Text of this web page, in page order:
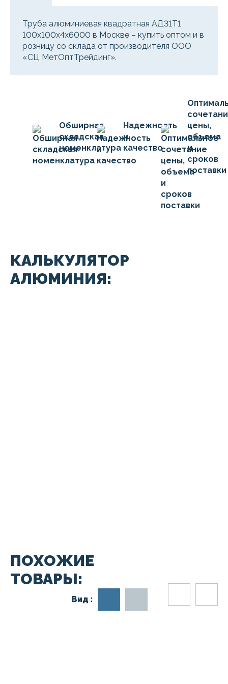
Труба алюминиевая квадратная АД31Т1
100х100х4х6000 в Москве – купить оптом и в
розницу со склада от производителя ООО
«СЦ МетОптТрейдинг».
Обширная
складская
номенклатура
Надежность
и
качество
цены,
объема
и
сроков
поставки
КАЛЬКУЛЯТОР
АЛЮМИНИЯ:
ПОХОЖИЕ
ТОВАРЫ:
Вид :